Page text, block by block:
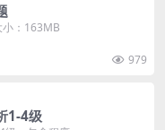
：163MB
979
1-4级